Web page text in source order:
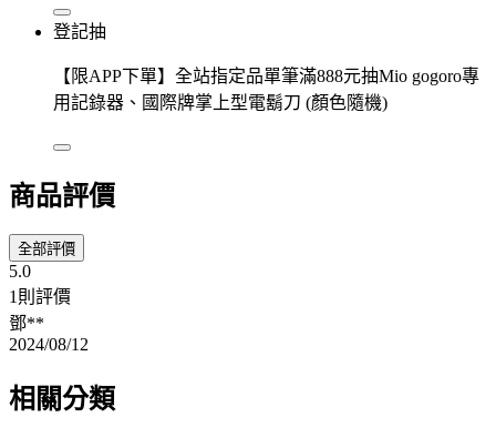
登記抽
【限APP下單】全站指定品單筆滿888元抽Mio gogoro專
用記錄器、國際牌掌上型電鬍刀 (顏色隨機)
商品評價
全部評價
5.0
1則評價
鄧**
2024/08/12
相關分類